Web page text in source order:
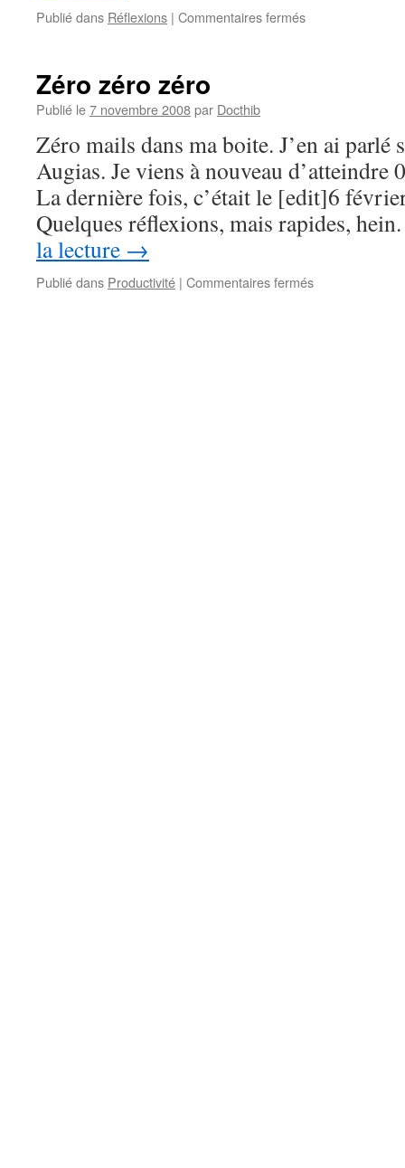
Publié dans Réflexions | Commentaires ferméssur
Zéro zéro zéro
Publié le7 novembre 2008par Docthib
Zéro mails dans ma boite. J’en ai parlé
Augias. Je viens à nouveau d’atteindre
La dernière fois, c’était le [edit]6
Quelques réflexions, mais rapides,
la lecture →
Publié dans Productivité | Commentaires ferméssur